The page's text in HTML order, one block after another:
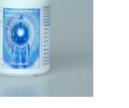
TO CART